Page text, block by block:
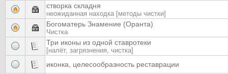
створка складня
неожиданная находка [методы чистки]
Богоматерь Знамение (Оранта)
Чистка
Три иконы из одной ставротеки
[налёт, загрязнения, чистка]
иконка, целесообразность реставрации